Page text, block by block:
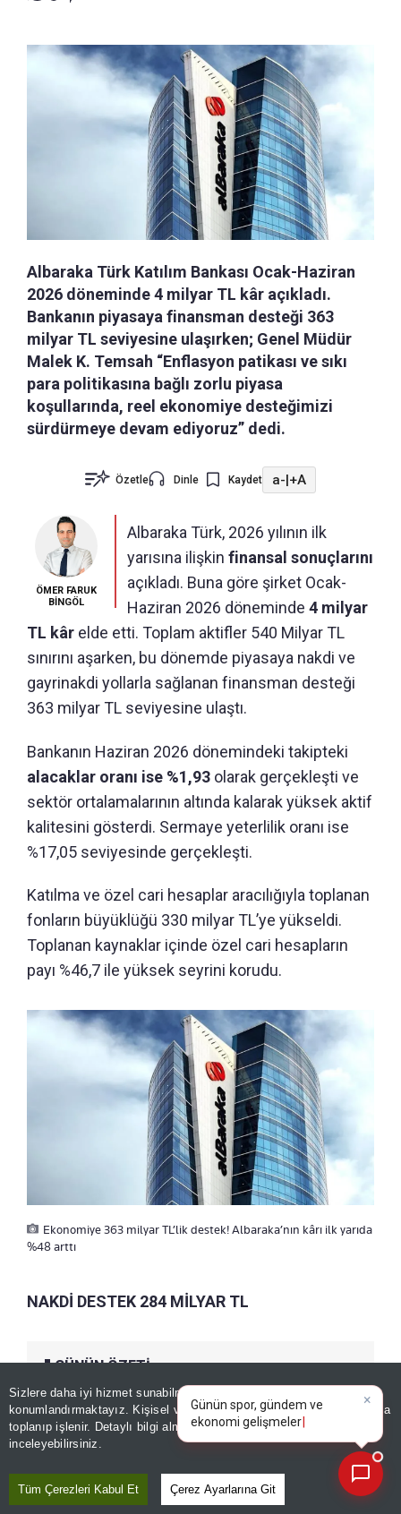
Sizlere daha iyi hizmet sunabilmek adına sitemizde
konumlandırmaktayız. Kişisel verileriniz, KVKK ve GDPR kapsamında
toplanıp işlenir. Detaylı bilgi almak içinAydınlatma Metnimizi
inceleyebilirsiniz.
Tüm Çerezleri Kabul Et Çerez Ayarlarına Git
Albaraka Türk Katılım Bankası Ocak-Haziran
2026 döneminde 4 milyar TL kâr açıkladı.
Bankanın piyasaya finansman desteği 363
milyar TL seviyesine ulaşırken; Genel Müdür
Malek K. Temsah “Enflasyon patikası ve sıkı
para politikasına bağlı zorlu piyasa
koşullarında, reel ekonomiye desteğimizi
sürdürmeye devam ediyoruz” dedi.
Özetle Dinle Kaydet a-|+A
ÖMER FARUK
BİNGÖL
Albaraka Türk, 2026 yılının ilk
yarısına ilişkin finansal sonuçlarını
açıkladı. Buna göre şirket Ocak-
Haziran 2026 döneminde 4 milyar
TL kâr elde etti. Toplam aktifler 540 Milyar TL
sınırını aşarken, bu dönemde piyasaya nakdi ve
gayrinakdi yollarla sağlanan finansman desteği
363 milyar TL seviyesine ulaştı.
Bankanın Haziran 2026 dönemindeki takipteki
alacaklar oranı ise %1,93 olarak gerçekleşti ve
sektör ortalamalarının altında kalarak yüksek aktif
kalitesini gösterdi. Sermaye yeterlilik oranı ise
%17,05 seviyesinde gerçekleşti.
Katılma ve özel cari hesaplar aracılığıyla toplanan
fonların büyüklüğü 330 milyar TL’ye yükseldi.
Toplanan kaynaklar içinde özel cari hesapların
payı %46,7 ile yüksek seyrini korudu.
Ekonomiye 363 milyar TL’lik destek! Albaraka’nın kârı ilk yarıda
%48 arttı
NAKDİ DESTEK 284 MİLYAR TL
GÜNÜN ÖZETİ
Bugünkü yaza